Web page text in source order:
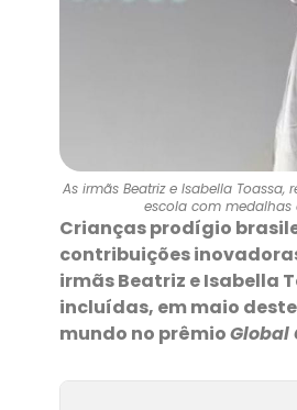
As irmãs Beatriz e Isabella
escola com
Crianças prodígio
contribuições
irmãs Beatriz e Isabella
incluídas, em maio
mundo no prêmioGlobal